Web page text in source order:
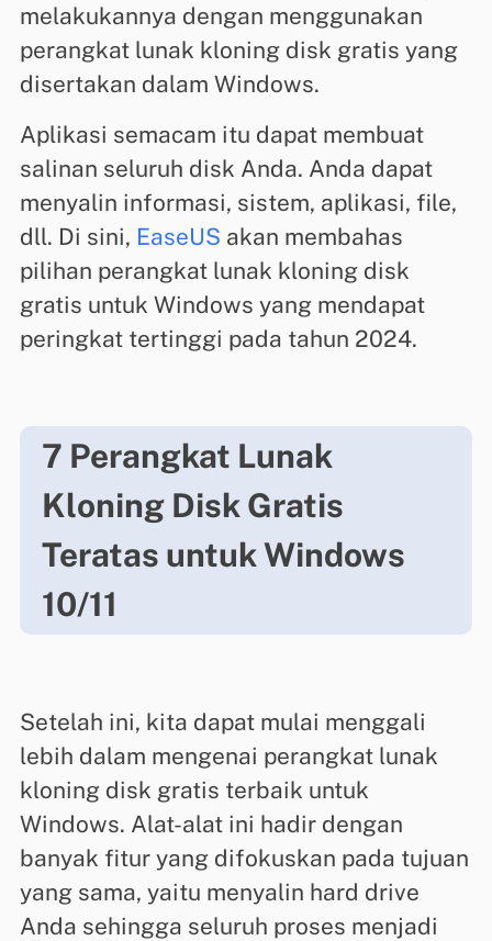
melakukannya dengan menggunakan
perangkat lunak kloning disk gratis yang
disertakan dalam Windows.
Aplikasi semacam itu dapat membuat
salinan seluruh disk Anda. Anda dapat
menyalin informasi, sistem, aplikasi, file,
dll. Di sini, EaseUS akan membahas
pilihan perangkat lunak kloning disk
gratis untuk Windows yang mendapat
peringkat tertinggi pada tahun 2024.
7 Perangkat Lunak
Kloning Disk Gratis
Teratas untuk Windows
10/11
Setelah ini, kita dapat mulai menggali
lebih dalam mengenai perangkat lunak
kloning disk gratis terbaik untuk
Windows. Alat-alat ini hadir dengan
banyak fitur yang difokuskan pada tujuan
yang sama, yaitu menyalin hard drive
Anda sehingga seluruh proses menjadi